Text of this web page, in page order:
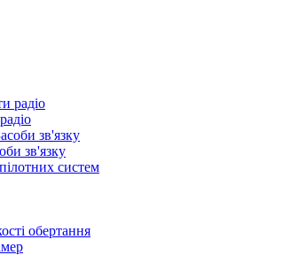
зв'язку
систем
обертання